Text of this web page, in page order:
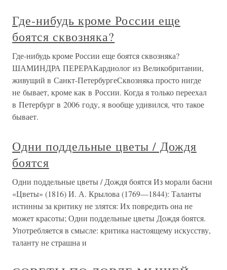
Где-нибудь кроме России еще
боятся сквозняка?
Где-нибудь кроме России еще боятся сквозняка?
ШАМИНДРА ПЕРЕРАКардиолог из Великобритании,
живущий в Санкт-ПетербургеСквозняка просто нигде
не бывает, кроме как в России. Когда я только переехал
в Петербург в 2006 году, я вообще удивился, что такое
бывает.
Одни поддельные цветы / Дождя
боятся
Одни поддельные цветы / Дождя боятся Из морали басни
«Цветы» (1816) И. А. Крылова (1769—1844): Таланты
истинны за критику не злятся: Их повредить она не
может красоты; Одни поддельные цветы Дождя боятся.
Употребляется в смысле: критика настоящему искусству,
таланту не страшна и